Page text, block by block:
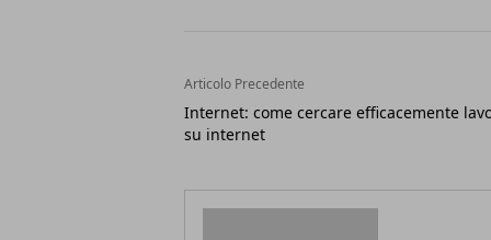
Articolo Precedente
Internet: come cercare efficacemente
su internet